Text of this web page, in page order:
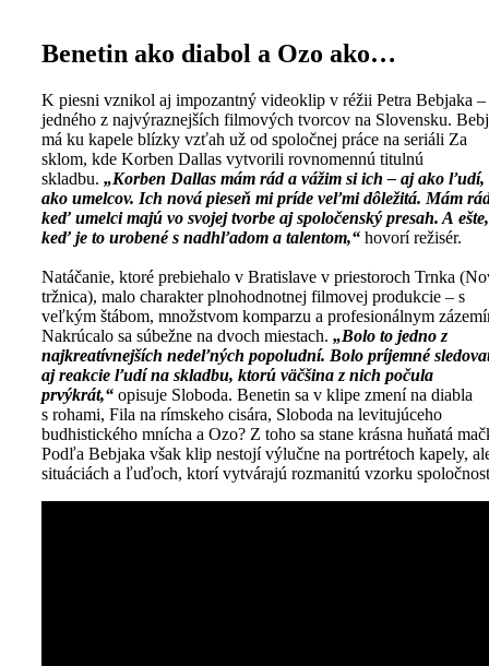
Benetin ako diabol a Ozo ako…
K piesni vznikol aj impozantný videoklip v réžii Petra Bebjaka –
jedného z najvýraznejších filmových tvorcov na Slovensku.
má ku kapele blízky vzťah už od spoločnej práce na seriáli Za
sklom, kde Korben Dallas vytvorili rovnomennú titulnú
skladbu. „Korben Dallas mám rád a vážim si ich – aj ako ľudí,
ako umelcov. Ich nová pieseň mi príde veľmi dôležitá. Mám
keď umelci majú vo svojej tvorbe aj spoločenský presah. A ešte,
keď je to urobené s nadhľadom a talentom,“ hovorí režisér.
Natáčanie, ktoré prebiehalo v Bratislave v priestoroch Trnka
tržnica), malo charakter plnohodnotnej filmovej produkcie – s
veľkým štábom, množstvom komparzu a profesionálnym
Nakrúcalo sa súbežne na dvoch miestach. „Bolo to jedno z
najkreatívnejších nedeľných popoludní. Bolo príjemné
aj reakcie ľudí na skladbu, ktorú väčšina z nich počula
prvýkrát,“ opisuje Sloboda. Benetin sa v klipe zmení na diabla
s rohami, Fila na rímskeho cisára, Sloboda na levitujúceho
budhistického mnícha a Ozo? Z toho sa stane krásna huňatá
Podľa Bebjaka však klip nestojí výlučne na portrétoch kapely,
situáciách a ľuďoch, ktorí vytvárajú rozmanitú vzorku